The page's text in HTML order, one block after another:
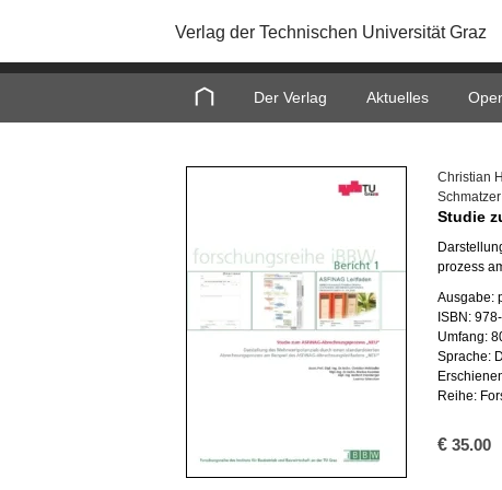
Verlag der Technischen Universität Graz
Home Der Verlag Aktuelles
Chris­ti­an
Schmat­zer
Stu­die
pro­zess
Aus­ga­be:
ISBN:
Um­fang:
Spra­che:
Reihe:
€ 35.00